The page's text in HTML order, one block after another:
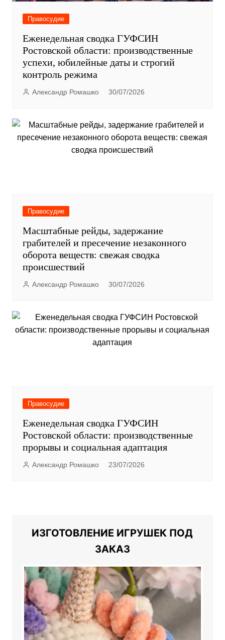
Правосудие
Еженедельная сводка ГУФСИН
Ростовской области: производственные
успехи, юбилейные даты и строгий
контроль режима
Александр Ромашко 30/07/2026
Правосудие
Масштабные рейды, задержание
грабителей и пресечение незаконного
оборота веществ: свежая сводка
происшествий
Александр Ромашко 30/07/2026
Правосудие
Еженедельная сводка ГУФСИН
Ростовской области: производственные
прорывы и социальная адаптация
Александр Ромашко 23/07/2026
ИЗГОТОВЛЕНИЕ ИГРУШЕК ПОД
ЗАКАЗ